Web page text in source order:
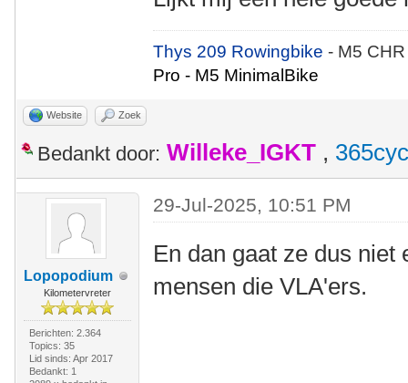
Thys 209 Rowingbike- M5
Pro - M5 MinimalBike
Website Zoek
Bedankt door: Willeke_IGKT ,
Lopopodium
Kilometervreter
Berichten: 2.364
Topics: 35
Lid sinds: Apr 2017
Bedankt: 1
29-Jul-2025, 10:51 PM
En dan gaat ze dus niet
mensen die VLA'ers.